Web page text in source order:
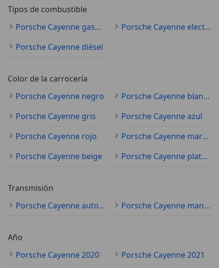
Tipos de combustible
Porsche Cayenne gasolina
Porsche Cayenne electro/gasolina
Porsche Cayenne diésel
Color de la carrocería
Porsche Cayenne negro
Porsche Cayenne blanco
Porsche Cayenne gris
Porsche Cayenne azul
Porsche Cayenne rojo
Porsche Cayenne marrón
Porsche Cayenne beige
Porsche Cayenne plateado
Transmisión
Porsche Cayenne automático
Porsche Cayenne manual
Año
Porsche Cayenne 2020
Porsche Cayenne 2021